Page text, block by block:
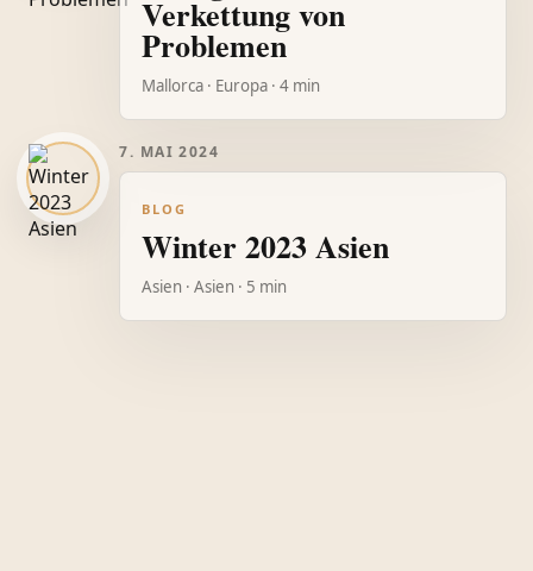
Verkettung von
Problemen
Mallorca · Europa · 4 min
7. MAI 2024
BLOG
Winter 2023 Asien
Asien · Asien · 5 min